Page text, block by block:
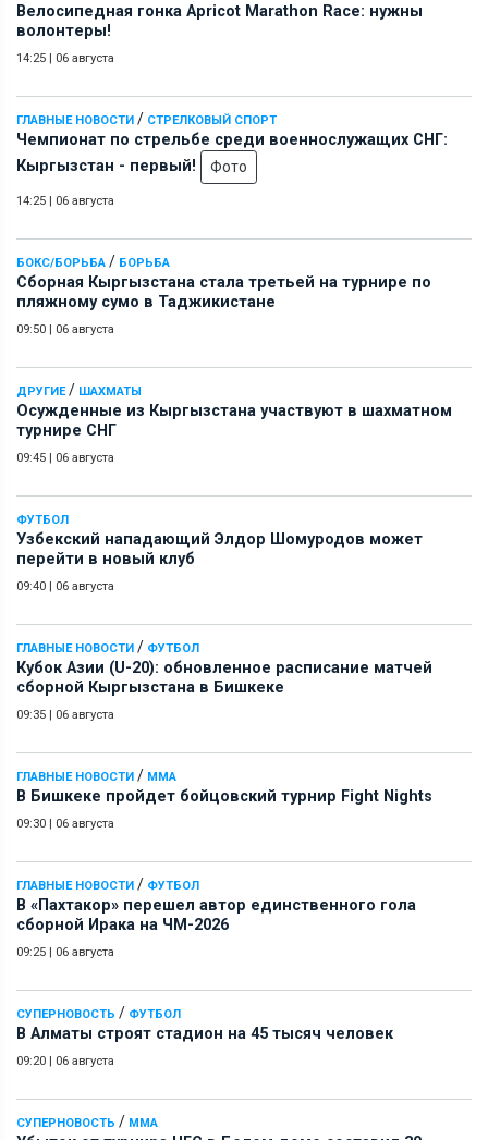
Велосипедная гонка Apricot Marathon Race: нужны
волонтеры!
14:25 | 06 августа
ГЛАВНЫЕ НОВОСТИ / СТРЕЛКОВЫЙ СПОРТ
Чемпионат по стрельбе среди военнослужащих СНГ:
Кыргызстан - первый!
Фото
14:25 | 06 августа
БОКС/БОРЬБА / БОРЬБА
Сборная Кыргызстана стала третьей на турнире по
пляжному сумо в Таджикистане
09:50 | 06 августа
ДРУГИЕ/ ШАХМАТЫ
Осужденные из Кыргызстана участвуют в шахматном
турнире СНГ
09:45 | 06 августа
ФУТБОЛ
Узбекский нападающий Элдор Шомуродов может
перейти в новый клуб
09:40 | 06 августа
ГЛАВНЫЕ НОВОСТИ / ФУТБОЛ
Кубок Азии (U-20): обновленное расписание матчей
сборной Кыргызстана в Бишкеке
09:35 | 06 августа
ГЛАВНЫЕ НОВОСТИ / ММА
В Бишкеке пройдет бойцовский турнир Fight Nights
09:30 | 06 августа
ГЛАВНЫЕ НОВОСТИ / ФУТБОЛ
В «Пахтакор» перешел автор единственного гола
сборной Ирака на ЧМ-2026
09:25 | 06 августа
СУПЕРНОВОСТЬ / ФУТБОЛ
В Алматы строят стадион на 45 тысяч человек
09:20 | 06 августа
СУПЕРНОВОСТЬ / ММА